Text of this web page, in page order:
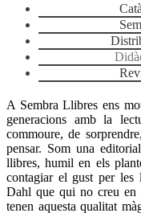
A Sembra Llibres ens
generacions amb la
commoure, de
pensar. Som una
llibres, humil en els
contagiar el gust per les
Dahl que qui no creu en
tenen aquesta qualitat